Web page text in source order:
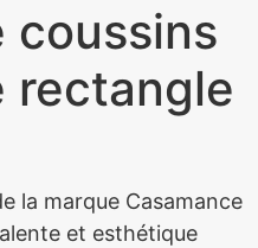
coussins
rectangle
la marque Casamance
et esthétique